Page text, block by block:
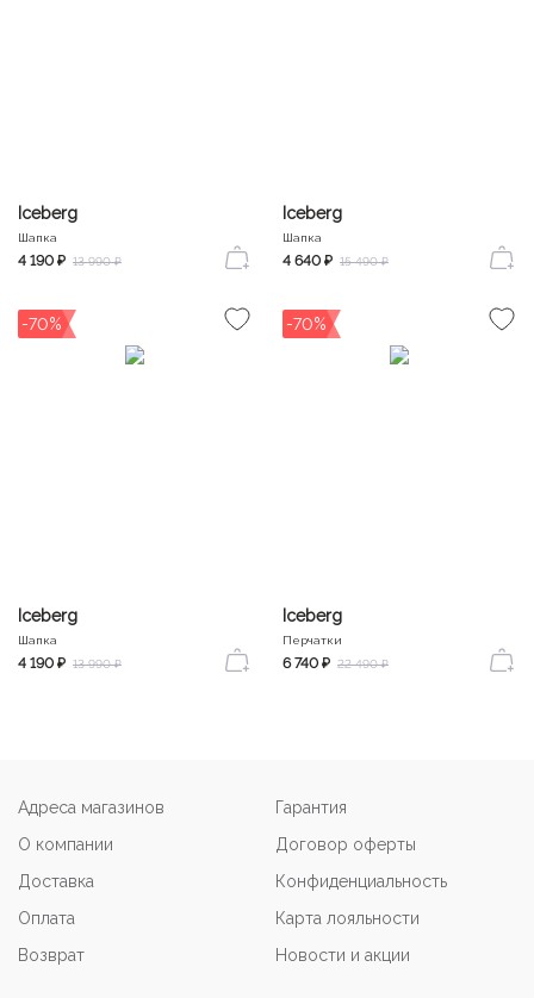
Iceberg
Шапка
4 190 ₽ 13 990 ₽
Iceberg
Шапка
4 640 ₽ 15 490 ₽
-70%
Iceberg
Шапка
4 190 ₽ 13 990 ₽
-70%
Iceberg
Перчатки
6 740 ₽ 22 490 ₽
Адреса магазинов
О компании
Доставка
Оплата
Возврат
Гарантия
Договор оферты
Конфиденциальность
Карта лояльности
Новости и акции